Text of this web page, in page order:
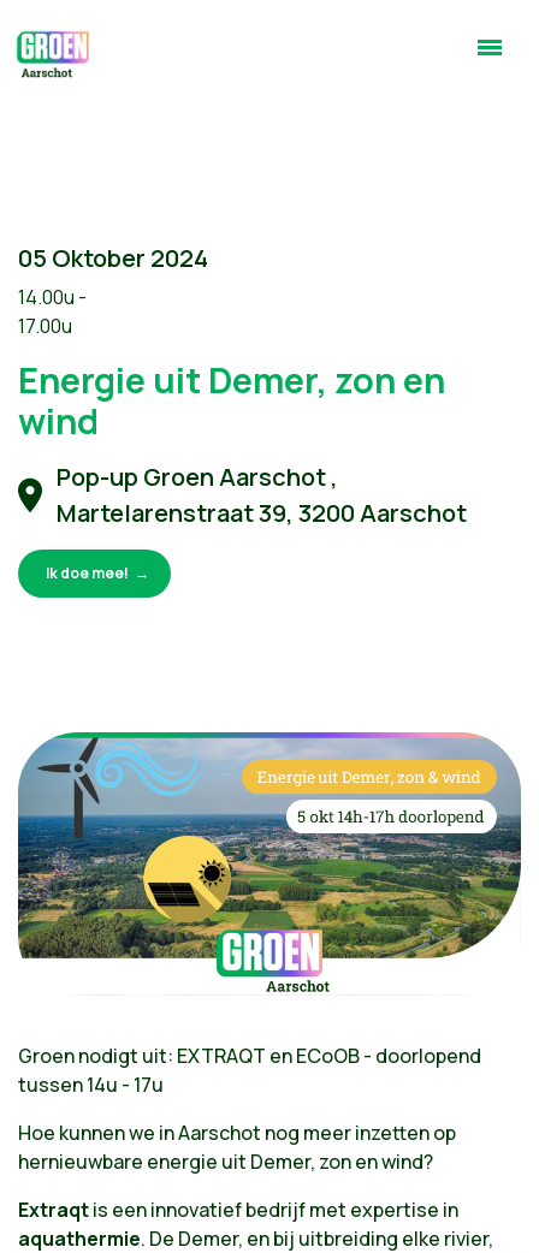
05 Oktober 2024
14.00u -
17.00u
Energie uit Demer, zon en
wind
Pop-up Groen Aarschot ,
Martelarenstraat 39, 3200 Aarschot
Ik doe mee!
Groen nodigt uit: EXTRAQT en ECoOB - doorlopend
tussen 14u - 17u
Hoe kunnen we in Aarschot nog meer inzetten op
hernieuwbare energie uit Demer, zon en wind?
Extraqtis een innovatief bedrijf met expertise in
aquathermie. De Demer, en bij uitbreiding elke rivier,